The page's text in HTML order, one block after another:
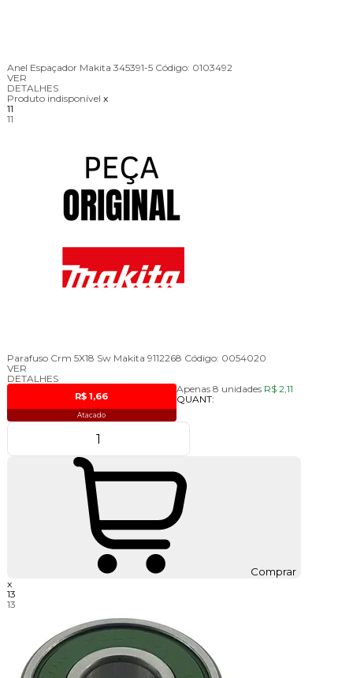
Anel Espaçador Makita 345391-5 Código: 0103492
VER
DETALHES
Produto indisponível x
11
11
Parafuso Crm 5X18 Sw Makita 9112268 Código: 0054020
VER
DETALHES
Apenas 8 unidades
R$ 1,66
Atacado
R$ 2,11
QUANT:
Comprar
x
13
13